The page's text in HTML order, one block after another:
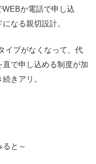
か電話で申し込
なる親切設計。
イプがなくなって、代
で申し込める制度が加
きアリ。
ると～